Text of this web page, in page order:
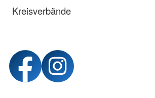
Kreisverbände